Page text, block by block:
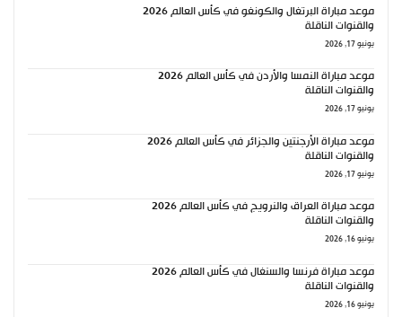
موعد مباراة البرتغال والكونغو في كأس العالم 2026
والقنوات الناقلة
يونيو 17, 2026
موعد مباراة النمسا والأردن في كأس العالم 2026
والقنوات الناقلة
يونيو 17, 2026
موعد مباراة الأرجنتين والجزائر في كأس العالم 2026
والقنوات الناقلة
يونيو 17, 2026
موعد مباراة العراق والنرويج في كأس العالم 2026
والقنوات الناقلة
يونيو 16, 2026
موعد مباراة فرنسا والسنغال في كأس العالم 2026
والقنوات الناقلة
يونيو 16, 2026